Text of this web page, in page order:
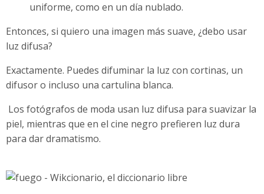
uniforme, como en un día nublado.
Entonces, si quiero una imagen más suave, ¿debo usar
luz difusa?
Exactamente. Puedes difuminar la luz con cortinas, un
difusor o incluso una cartulina blanca.
Los fotógrafos de moda usan luz difusa para suavizar la
piel, mientras que en el cine negro prefieren luz dura
para dar dramatismo.